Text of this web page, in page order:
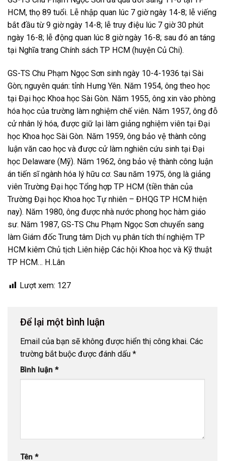
HCM, thọ 89 tuổi. Lễ nhập quan lúc 7 giờ ngày 14-8; lễ viếng
bắt đầu từ 9 giờ ngày 14-8; lễ truy điệu lúc 7 giờ 30 phút
ngày 16-8; lễ động quan lúc 8 giờ ngày 16-8; sau đó an táng
tại Nghĩa trang Chính sách TP HCM (huyện Củ Chi).
GS-TS Chu Phạm Ngọc Sơn sinh ngày 10-4-1936 tại Sài
Gòn; nguyên quán: tỉnh Hưng Yên. Năm 1954, ông theo học
tại Đại học Khoa học Sài Gòn. Năm 1955, ông xin vào phòng
hóa học của trường làm nghiệm chế viên. Năm 1957, ông đỗ
cử nhân lý hóa, được giữ lại làm giảng nghiệm viên tại Đại
học Khoa học Sài Gòn. Năm 1959, ông bảo vệ thành công
luận văn cao học và được cử làm nghiên cứu sinh tại Đại
học Delaware (Mỹ). Năm 1962, ông bảo vệ thành công luận
án tiến sĩ ngành hóa lý hữu cơ. Sau năm 1975, ông là giảng
viên Trường Đại học Tổng hợp TP HCM (tiền thân của
Trường Đại học Khoa học Tự nhiên – ĐHQG TP HCM hiện
nay). Năm 1980, ông được nhà nước phong học hàm giáo
sư. Năm 1987, GS-TS Chu Phạm Ngọc Sơn chuyển sang
làm Giám đốc Trung tâm Dịch vụ phân tích thí nghiệm TP
HCM kiêm Chủ tịch Liên hiệp Các hội Khoa học và Kỹ thuật
TP HCM… H.Lân
Lượt xem: 127
Để lại một bình luận
Email của bạn sẽ không được hiển thị công khai. Các
trường bắt buộc được đánh dấu *
Bình luận *
Tên *